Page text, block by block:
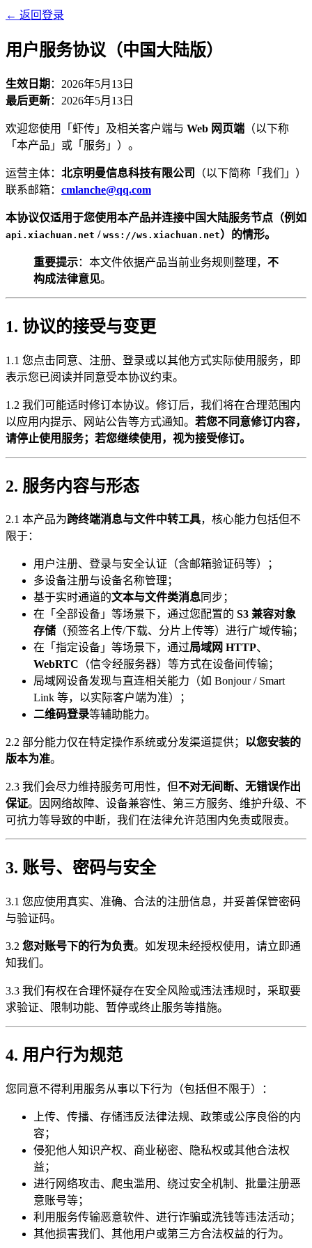
← 返回登录
用户服务协议（中国大陆版）
生效日期 ：2026年5月13日
最后更新：2026年5月13日
欢迎您使用「虾传」及相关客户端与 Web 网页端 （以下称
「本产品」或「服务」）。
运营主体： 北京明曼信息科技有限公司
（以下简称「我们」）
联系邮箱： cmlanche@qq.com
本协议仅适用于您使用本产品并连接中国大陆服务节点（例如
api.xiachuan.net / wss://ws.xiachuan.net）的情形。
重要提示：本文件依据产品当前业务规则整理， 不
构成法律意见。
1. 协议的接受与变更
1.1 您点击同意、注册、登录或以其他方式实际使用服务，即
表示您已阅读并同意受本协议约束。
1.2 我们可能适时修订本协议。修订后，我们将在合理范围内
以应用内提示、网站公告等方式通知。 若您不同意修订内容，
请停止使用服务；若您继续使用，视为接受修订。
2. 服务内容与形态
2.1 本产品为跨终端消息与文件中转工具，核心能力包括但不
限于：
用户注册、登录与安全认证（含邮箱验证码等）；
多设备注册与设备名称管理；
基于实时通道的文本与文件类消息同步；
在「全部设备」等场景下，通过您配置的 S3 兼容对象
存储 （预签名上传/下载、分片上传等）进行广域传输；
在「指定设备」等场景下，通过局域网 HTTP、
WebRTC （信令经服务器）等方式在设备间传输；
局域网设备发现与直连相关能力（如 Bonjour / Smart
Link 等，以实际客户端为准）；
二维码登录等辅助能力。
2.2 部分能力仅在特定操作系统或分发渠道提供； 以您安装的
版本为准。
2.3 我们会尽力维持服务可用性，但不对无间断、无错误作出
保证。因网络故障、设备兼容性、第三方服务、维护升级、不
可抗力等导致的中断，我们在法律允许范围内免责或限责。
3. 账号、密码与安全
3.1 您应使用真实、准确、合法的注册信息，并妥善保管密码
与验证码。
3.2 您对账号下的行为负责。如发现未经授权使用，请立即通
知我们。
3.3 我们有权在合理怀疑存在安全风险或违法违规时，采取要
求验证、限制功能、暂停或终止服务等措施。
4. 用户行为规范
您同意不得利用服务从事以下行为（包括但不限于）：
上传、传播、存储违反法律法规、政策或公序良俗的内
容；
侵犯他人知识产权、商业秘密、隐私权或其他合法权
益；
进行网络攻击、爬虫滥用、绕过安全机制、批量注册恶
意账号等；
利用服务传输恶意软件、进行诈骗或洗钱等违法活动；
其他损害我们、其他用户或第三方合法权益的行为。